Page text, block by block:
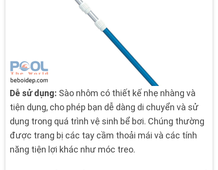
Dễ sử dụng: Sào nhôm có thiết kế nhẹ nhàng và
tiện dụng, cho phép bạn dễ dàng di chuyển và sử
dụng trong quá trình vệ sinh bể bơi. Chúng thường
được trang bị các tay cầm thoải mái và các tính
năng tiện lợi khác như móc treo.